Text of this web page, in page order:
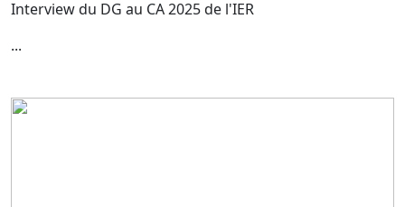
Interview du DG au CA 2025 de l'IER
...